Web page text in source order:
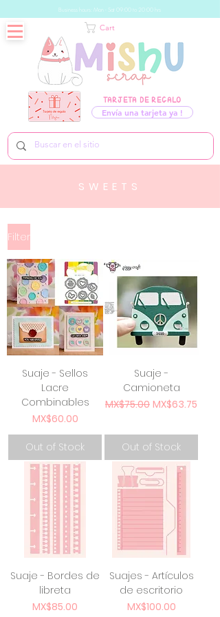
Business hours: Mon - Sat 09:00 to 20:00 hrs
TARJETA DE REGALO
Envía una tarjeta ya !
Cart
SWEETS
Filter
Suaje - Sellos
Lacre
Combinables
Price
MX$60.00
Out of Stock
Suaje -
Camioneta
Regular Price
MX$75.00 Sale Price
MX$63.75
Out of Stock
Suaje - Bordes de
libreta
Price
MX$85.00
Suajes - Artículos
de escritorio
Price
MX$100.00